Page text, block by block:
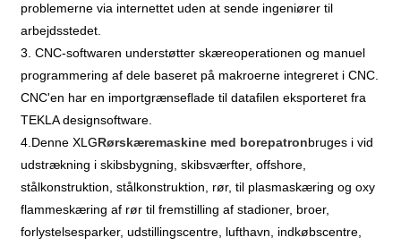
problemerne via internettet uden at sende ingeniører til
arbejdsstedet.
3. CNC-softwaren understøtter skæreoperationen og manuel
programmering af dele baseret på makroerne integreret i CNC.
CNC'en har en importgrænseflade til datafilen eksporteret fra
TEKLA designsoftware.
4.Denne XLGRørskæremaskine med borepatronbruges i vid
udstrækning i skibsbygning, skibsværfter, offshore,
stålkonstruktion, stålkonstruktion, rør, til plasmaskæring og oxy
flammeskæring af rør til fremstilling af stadioner, broer,
forlystelsesparker, udstillingscentre, lufthavn, indkøbscentre,